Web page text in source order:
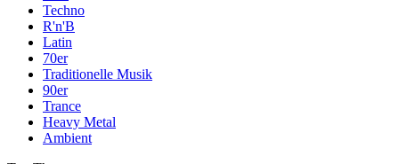
Techno
R'n'B
Latin
70er
Traditionelle Musik
90er
Trance
Heavy Metal
Ambient